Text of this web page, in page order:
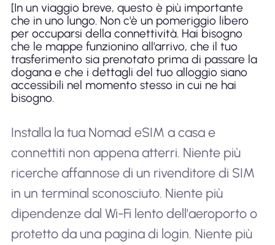
[In un viaggio breve, questo è più importante
che in uno lungo. Non c'è un pomeriggio libero
per occuparsi della connettività. Hai bisogno
che le mappe funzionino all'arrivo, che il tuo
trasferimento sia prenotato prima di passare la
dogana e che i dettagli del tuo alloggio siano
accessibili nel momento stesso in cui ne hai
bisogno.
Installa la tua Nomad eSIM a casa e
connettiti non appena atterri. Niente più
ricerche affannose di un rivenditore di SIM
in un terminal sconosciuto. Niente più
dipendenze dal Wi-Fi lento dell'aeroporto o
protetto da una pagina di login. Niente più